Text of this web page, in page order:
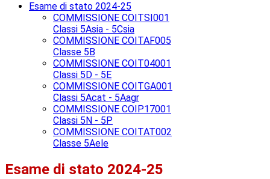
Esame di stato 2024-25
COMMISSIONE COITSI001
Classi 5Asia - 5Csia
COMMISSIONE COITAF005
Classe 5B
COMMISSIONE COIT04001
Classi 5D - 5E
COMMISSIONE COITGA001
Classi 5Acat - 5Aagr
COMMISSIONE COIP17001
Classi 5N - 5P
COMMISSIONE COITAT002
Classe 5Aele
Esame di stato 2024-25